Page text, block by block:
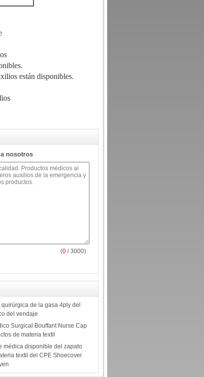
están disponibles.
nosotros
(0 / 3000)
de la gasa 4ply del
del vendaje
Surgical Bouffant Nurse Cap
de materia textil
médica disponible del zapato
textil del CPE Shoecover